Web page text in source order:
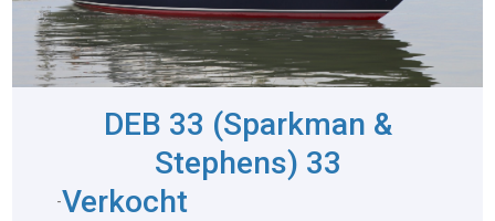
DEB 33 (Sparkman &
Stephens) 33
-Verkocht